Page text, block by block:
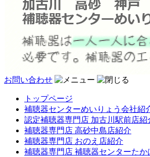
お問い合わせ
トップページ
補聴器センターめいりょう会社紹
認定補聴器専門店 加古川駅前店紹
補聴器専門店 高砂中島店紹介
補聴器専門店 おのえ店紹介
補聴器専門店 補聴器センターた